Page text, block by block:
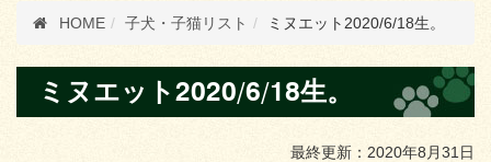
HOME 子犬・子猫リスト ミヌエット2020/6/18生。
ミヌエット2020/6/18生。
最終更新：2020年8月31日